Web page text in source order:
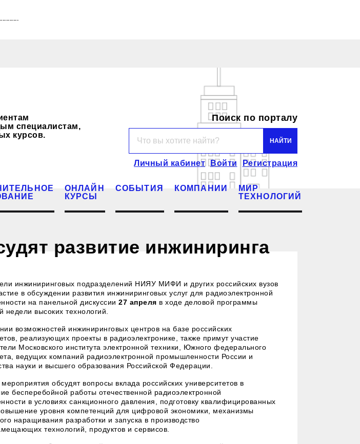
специалистам,
курсов.
Поиск по порталу
Личный кабинет Войти Регистрация
ОНЛАЙН
КУРСЫ
СОБЫТИЯ КОМПАНИИ
МИР
ТЕХНОЛОГИЙ
развитие инжиниринга
инжиниринговых подразделений НИЯУ МИФИ и других российских вузов
в обсуждении развития инжиниринговых услуг для радиоэлектронной
на панельной дискуссии 27 апреля в ходе деловой программы
недели высоких технологий.
возможностей инжиниринговых центров на базе российских
реализующих проекты в радиоэлектронике, также примут участие
Московского института электронной техники, Южного федерального
ведущих компаний радиоэлектронной промышленности России и
науки и высшего образования Российской Федерации.
мероприятия обсудят вопросы вклада российских университетов в
бесперебойной работы отечественной радиоэлектронной
в условиях санкционного давления, подготовку квалифицированных
уровня компетенций для цифровой экономики, механизмы
наращивания разработки и запуска в производство
технологий, продуктов и сервисов.